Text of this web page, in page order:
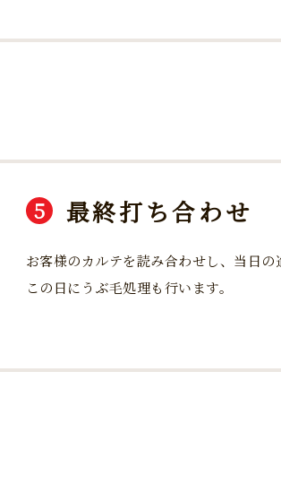
5 最終打ち合わせ
お客様のカルテを読み合わせし、当日の
この日にうぶ毛処理も行います。